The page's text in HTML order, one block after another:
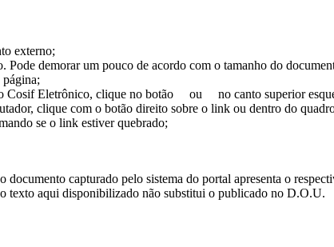
externo;
Pode demorar um pouco de acordo com o tamanho do
Cosif Eletrônico, clique no botão
ou
no canto superior
clique com o botão direito sobre o link ou dentro do
se o link estiver quebrado;
documento capturado pelo sistema do portal apresenta o
texto aqui disponibilizado não substitui o publicado no D.O.U.